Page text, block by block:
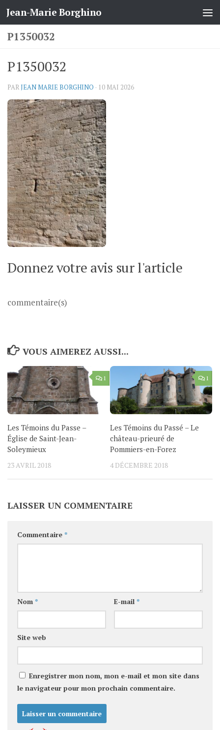
Skip to content
Jean-Marie Borghino
P1350032
P1350032
PARJEAN MARIE BORGHINO · 10 MAI 2026
Donnez votre avis sur l'article
commentaire(s)
VOUS AIMEREZ AUSSI...
1
Les Témoins du Passe –
Église de Saint-Jean-
Soleymieux
23 AVRIL 2018
1
Les Témoins du Passé – Le
château-prieuré de
Pommiers-en-Forez
4 DÉCEMBRE 2018
LAISSER UN COMMENTAIRE
Commentaire *
Nom * E-mail *
Site web
Enregistrer mon nom, mon e-mail et mon site dans
le navigateur pour mon prochain commentaire.